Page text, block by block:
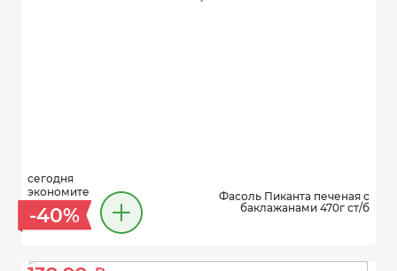
сегодня
экономите
-40%
Фасоль Пиканта печеная с
баклажанами 470г ст/б